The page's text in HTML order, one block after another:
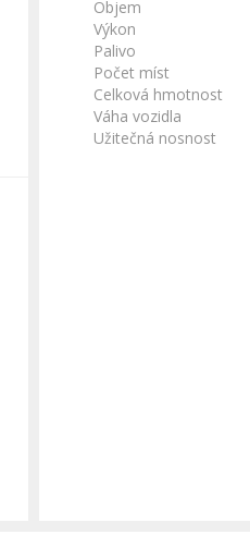
Objem
Výkon
Palivo
Počet míst
Celková hmotnost
Váha vozidla
Užitečná nosnost